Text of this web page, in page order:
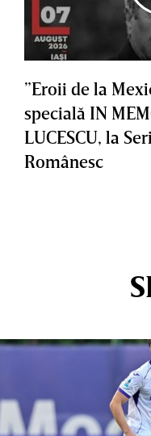
”Eroii de la
specială IN
LUCESCU, la
Românesc